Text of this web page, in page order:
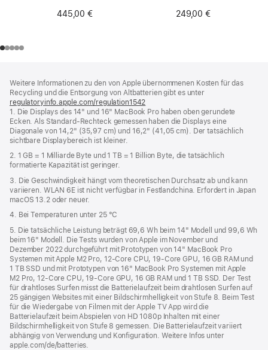
445,00 €
249,00 €
Weitere Informationen zu den von Apple übernommenen Kosten für das
Recycling und die Entsorgung von Altbatterien gibt es unter
regulatoryinfo.apple.com/regulation1542
ein
neues
Fenster)
1. Die Displays des 14" und 16" MacBook Pro haben oben gerundete
Ecken. Als Standard-Rechteck gemessen haben die Displays eine
Diagonale von 14,2" (35,97 cm) und 16,2" (41,05 cm). Der tatsächlich
sichtbare Displaybereich ist kleiner.
2. 1 GB = 1 Milliarde Byte und 1 TB = 1 Billion Byte, die tatsächlich
formatierte Kapazität ist geringer.
3. Die Geschwindigkeit hängt vom theoretischen Durchsatz ab und kann
variieren. WLAN 6E ist nicht verfügbar in Festlandchina. Erfordert in Japan
macOS 13.2 oder neuer.
4. Bei Temperaturen unter 25 °C
5. Die tatsächliche Leistung beträgt 69,6 Wh beim 14" Modell und 99,6 Wh
beim 16" Modell. Die Tests wurden von Apple im November und
Dezember 2022 durchgeführt mit Prototypen von 14" MacBook Pro
Systemen mit Apple M2 Pro, 12‑Core CPU, 19‑Core GPU, 16 GB RAM und
1 TB SSD und mit Prototypen von 16" MacBook Pro Systemen mit Apple
M2 Pro, 12‑Core CPU, 19‑Core GPU, 16 GB RAM und 1 TB SSD. Der Test
für drahtloses Surfen misst die Batterielaufzeit beim drahtlosen Surfen auf
25 gängigen Websites mit einer Bildschirmhelligkeit von Stufe 8. Beim Test
für die Wiedergabe von Filmen mit der Apple TV App wird die
Batterielaufzeit beim Abspielen von HD 1080p Inhalten mit einer
Bildschirmhelligkeit von Stufe 8 gemessen. Die Batterielaufzeit variiert
abhängig von Verwendung und Konfiguration. Weitere Infos unter
apple.com/de/batteries.